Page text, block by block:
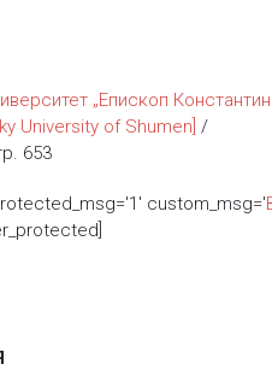
„Епископ
University of Shumen] /
653
custom_msg='